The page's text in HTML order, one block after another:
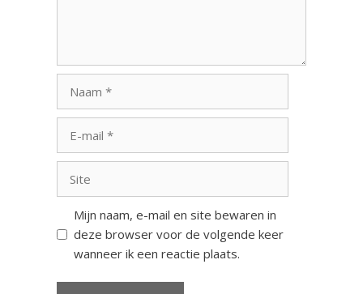
Mijn naam, e-mail en site bewaren in
deze browser voor de volgende keer
wanneer ik een reactie plaats.